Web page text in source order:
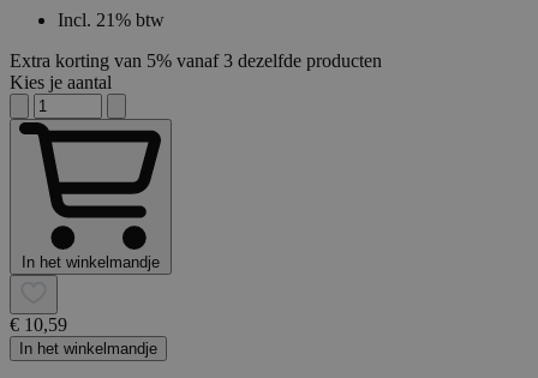
Incl. 21% btw
Extra korting van 5% vanaf 3 dezelfde producten
Kies je aantal
In het winkelmandje
€ 10,59
In het winkelmandje